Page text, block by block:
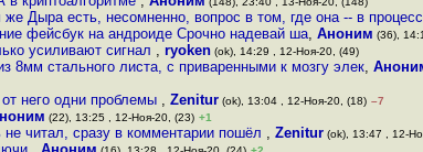
Дыра есть, несомненно, вопрос в том, где она -- в
фейсбук на андроиде Срочно надевай ша, Аноним (36),
усиливают сигнал , ryoken (ok), 14:29 , 12-Ноя-20, (49)
8мм стального листа, с приваренными к мозгу элек,
него одни проблемы , Zenitur (ok), 13:04 , 12-Ноя-20, (18) –7
(22), 13:25 , 12-Ноя-20, (23) +1
читал, сразу в комментарии пошёл , Zenitur (ok), 13:47 , 12-